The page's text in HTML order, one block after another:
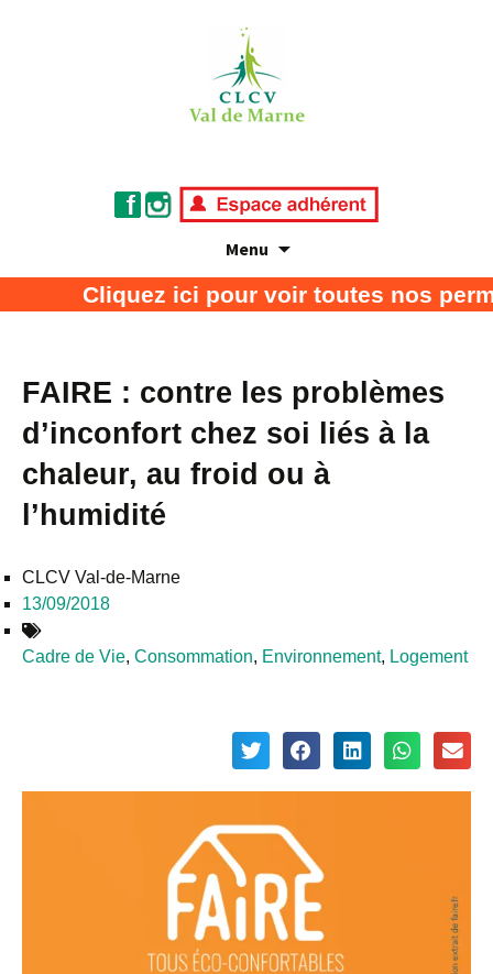
Menu
CLCV Val de Marne
Association de défense des consommateurs
Cliquez ici pour voir toutes nos
FAIRE : contre les problèmes
d’inconfort chez soi liés à la
chaleur, au froid ou à
l’humidité
CLCV Val-de-Marne
13/09/2018
Cadre de Vie, Consommation, Environnement, Logement